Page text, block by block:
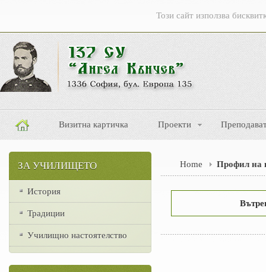
Този сайт използва
Визитна картичка Проекти
Home Профил на
ЗА УЧИЛИЩЕТО
История
Традиции
Училищно настоятелство